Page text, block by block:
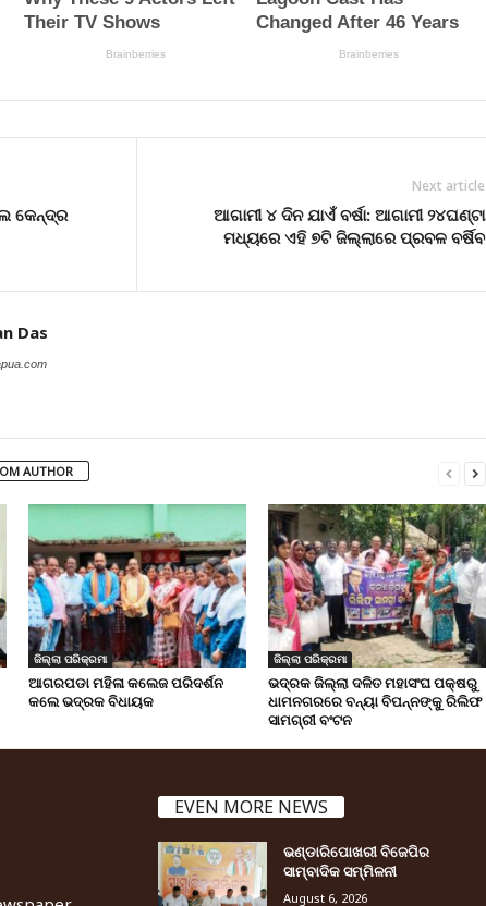
କେନ୍ଦ୍ର
Next article
ଆଗାମୀ ୪ ଦିନ ଯାଏଁ ବର୍ଷା: ଆଗାମୀ ୨୪ଘଣ୍ଟା
ମଧ୍ୟରେ ଏହି ୭ଟି ଜିଲ୍ଲାରେ ପ୍ରବଳ ବର୍ଷିବ
Das
AUTHOR
ଜିଲ୍ଲା ପରିକ୍ରମା
ଆଗରପଡା ମହିଳା କଲେଜ ପରିଦର୍ଶନ
କଲେ ଭଦ୍ରକ ବିଧାୟକ
ଜିଲ୍ଲା ପରିକ୍ରମା
ଭଦ୍ରକ ଜିଲ୍ଲା ଦଳିତ ମହାସଂଘ ପକ୍ଷରୁ
ଧାମନଗରରେ ବନ୍ୟା ବିପନ୍ନଙ୍କୁ ରିଲିଫ
ସାମଗ୍ରୀ ବଂଟନ
EVEN MORE NEWS
ଭଣ୍ଡାରିପୋଖରୀ ବିଜେପିର
ସାମ୍ବାଦିକ ସମ୍ମିଳନୀ
August 6, 2026